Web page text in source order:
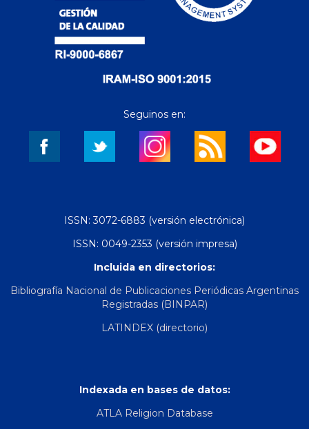
Seguinos en:
ISSN: 3072-6883 (versión electrónica)
ISSN: 0049-2353 (versión impresa)
Incluida en directorios:
Bibliografía Nacional de Publicaciones Periódicas Argentinas
Registradas (BINPAR)
LATINDEX (directorio)
Indexada en bases de datos:
ATLA Religion Database